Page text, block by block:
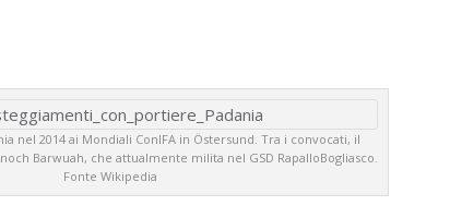
nel 2014 ai Mondiali ConIFA in Östersund. Tra i convocati, il
Barwuah, che attualmente milita nel GSD RapalloBogliasco.
Fonte Wikipedia